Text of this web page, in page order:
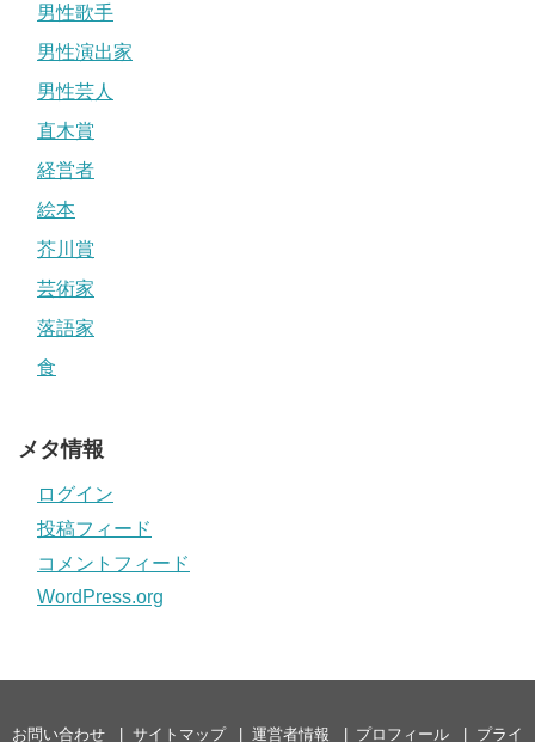
男性歌手
男性演出家
男性芸人
直木賞
経営者
絵本
芥川賞
芸術家
落語家
食
メタ情報
ログイン
投稿フィード
コメントフィード
WordPress.org
お問い合わせ サイトマップ 運営者情報 プロフィール プライ